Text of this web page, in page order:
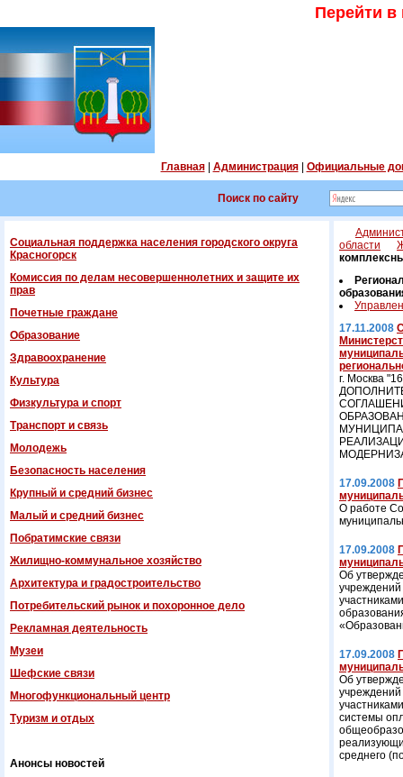
Перейти
Главная| Администрация| Официальные
Поиск по сайту
Социальная поддержка населения городского округа
Красногорск
Комиссия по делам несовершеннолетних и защите их
прав
Почетные граждане
Образование
Здравоохранение
Культура
Физкультура и спорт
Транспорт и связь
Молодежь
Безопасность населения
Крупный и средний бизнес
Малый и средний бизнес
Побратимские связи
Жилищно-коммунальное хозяйство
Архитектура и градостроительство
Потребительский рынок и похоронное дело
Рекламная деятельность
Музеи
Шефские связи
Многофункциональный центр
Туризм и отдых
Анонсы новостей
области
17.11.2008
г. Москва
17.09.2008
О работе
17.09.2008
Об
учреждений
17.09.2008
Об
учреждений
системы
среднего